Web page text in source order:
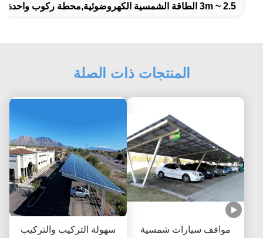
2.5 ~ 3m الطاقة الشمسية الكهروضوئية,محطة ركوب واحدة للطاقة الشمسية,15 ملم الطاقة الشمسية الفوتوغرافية
المنتجات ذات الصلة
مواقف سيارات شمسية
سهولة التركيب والتركيب